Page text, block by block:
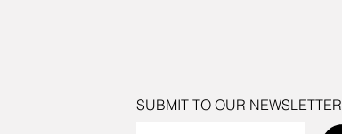
SUBMIT TO OUR NEWSLETTER